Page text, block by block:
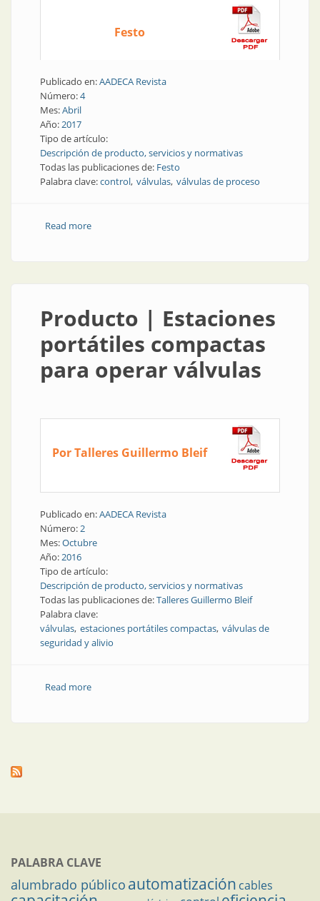
Festo
Publicado en:AADECA Revista
Número:4
Mes:Abril
Año:2017
Tipo de artículo:
Descripción de producto, servicios y normativas
Todas las publicaciones de: Festo
Palabra clave:control válvulas válvulas de proceso
Read moreabout Elementos finales de control | Válvulas
Producto | Estaciones
portátiles compactas
para operar válvulas
Por Talleres Guillermo Bleif
Publicado en:AADECA Revista
Número:2
Mes:Octubre
Año:2016
Tipo de artículo:
Descripción de producto, servicios y normativas
Todas las publicaciones de:Talleres Guillermo Bleif
Palabra clave:
válvulas estaciones portátiles compactas válvulas de
seguridad y alivio
Read moreabout Producto | Estaciones portátiles compactas
PALABRA CLAVE
alumbrado público automatización cables